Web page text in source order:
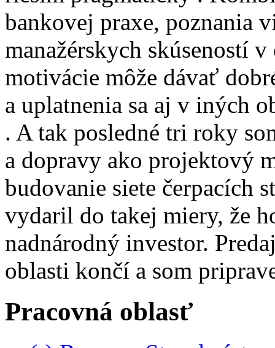
bankovej praxe, poznania
manažérskych skúseností
motivácie môže dávať
a uplatnenia sa aj v iných
. A tak posledné tri roky
a dopravy ako projektový
budovanie siete čerpacích
vydaril do takej miery, že
nadnárodný investor.
oblasti končí a som
Pracovná oblasť